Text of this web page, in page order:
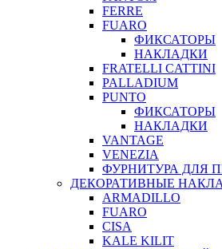
FERRE
FUARO
ФИКСАТОРЫ
НАКЛАДКИ
FRATELLI CATTINI
PALLADIUM
PUNTO
ФИКСАТОРЫ
НАКЛАДКИ
VANTAGE
VENEZIA
ФУРНИТУРА ДЛЯ
ДЕКОРАТИВНЫЕ
ARMADILLO
FUARO
CISA
KALE KILIT